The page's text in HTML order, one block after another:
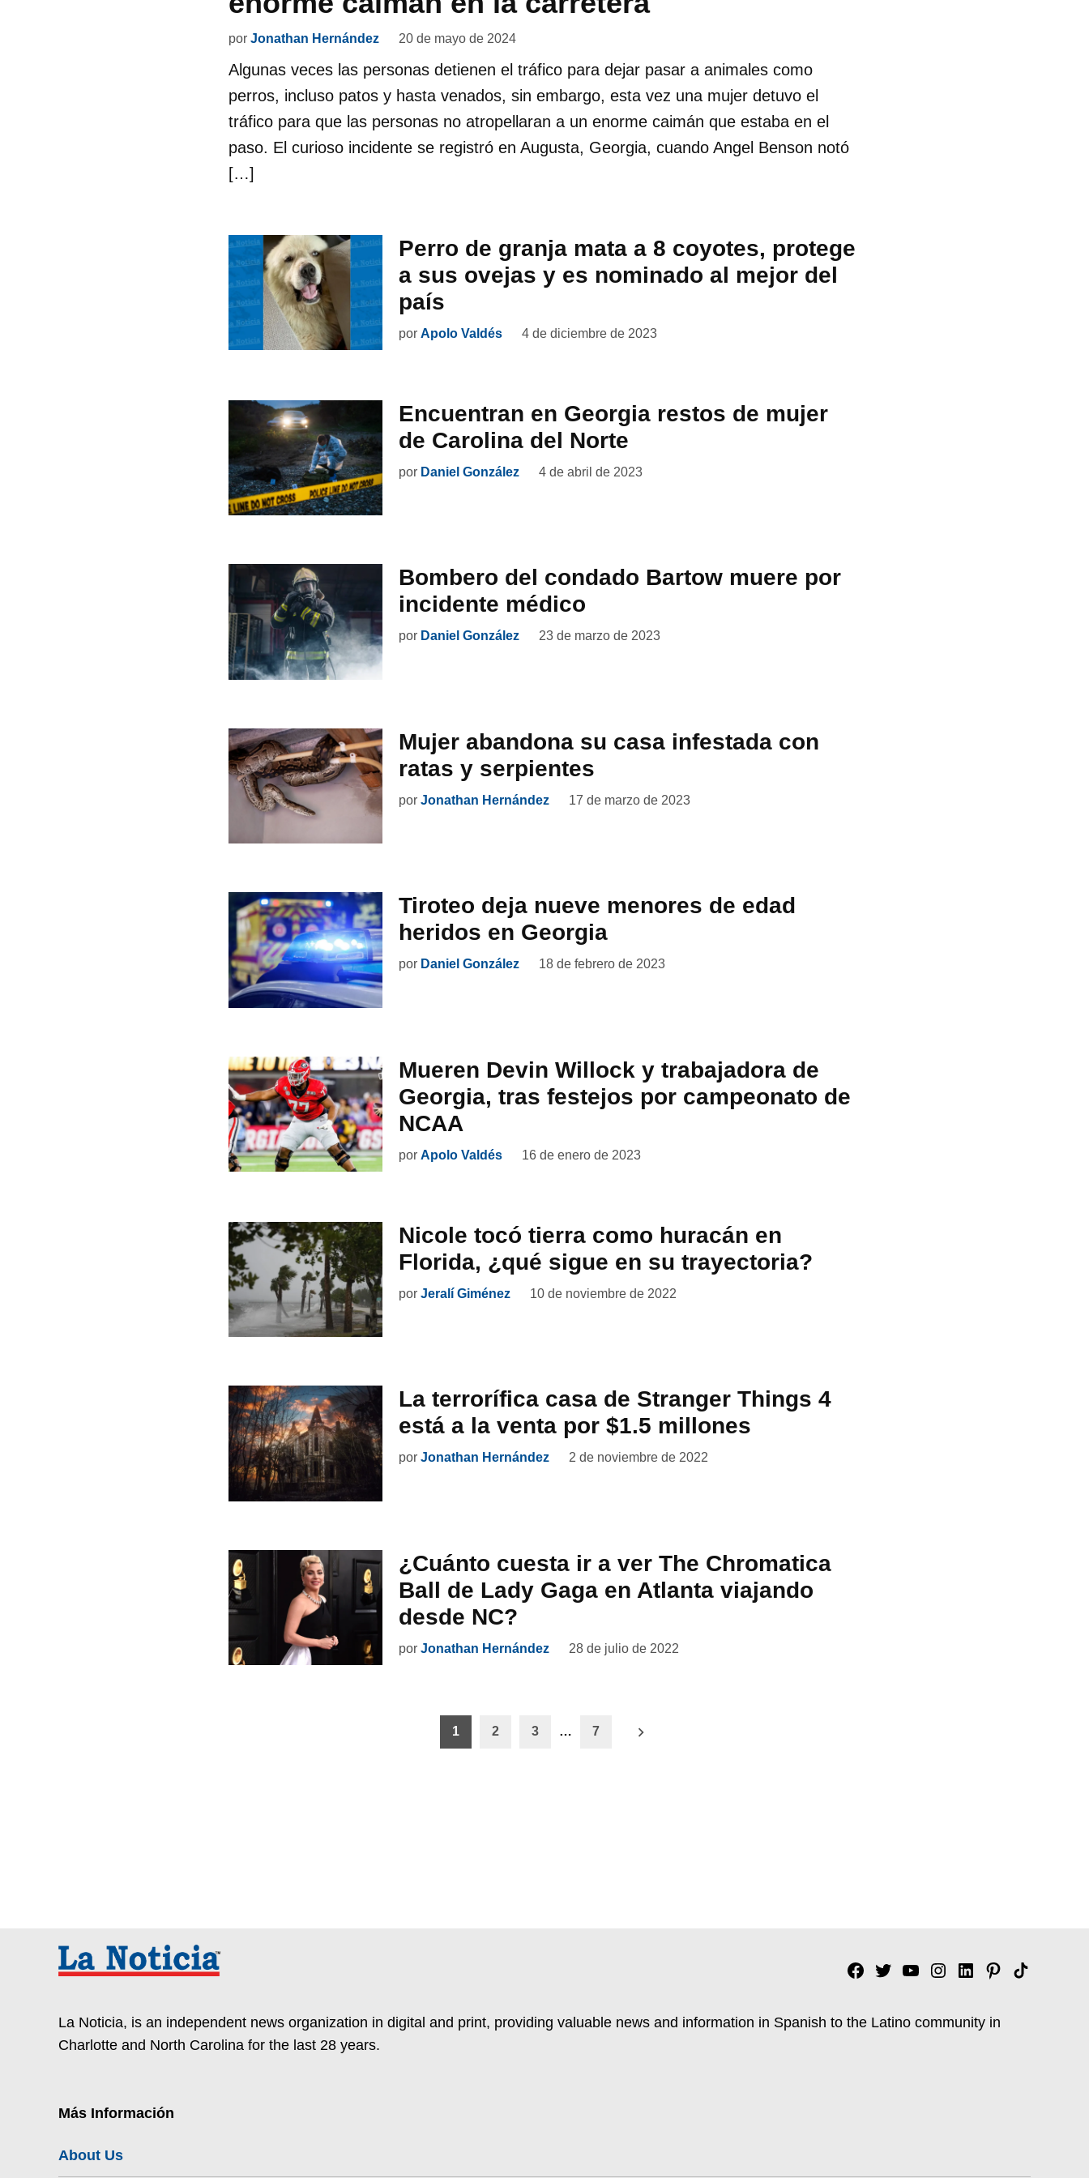
por Jonathan Hernández 20 de mayo de 2024
Algunas veces las personas detienen el tráfico para dejar pasar a animales como
perros, incluso patos y hasta venados, sin embargo, esta vez una mujer detuvo el
tráfico para que las personas no atropellaran a un enorme caimán que estaba en el
paso. El curioso incidente se registró en Augusta, Georgia, cuando Angel Benson notó
[…]
Perro de granja mata a 8 coyotes, protege
a sus ovejas y es nominado al mejor del
país
por Apolo Valdés 4 de diciembre de 2023
Encuentran en Georgia restos de mujer
de Carolina del Norte
por Daniel González 4 de abril de 2023
Bombero del condado Bartow muere por
incidente médico
por Daniel González 23 de marzo de 2023
Mujer abandona su casa infestada con
ratas y serpientes
por Jonathan Hernández 17 de marzo de 2023
Tiroteo deja nueve menores de edad
heridos en Georgia
por Daniel González 18 de febrero de 2023
Mueren Devin Willock y trabajadora de
Georgia, tras festejos por campeonato de
NCAA
por Apolo Valdés 16 de enero de 2023
Nicole tocó tierra como huracán en
Florida, ¿qué sigue en su trayectoria?
por Jeralí Giménez 10 de noviembre de 2022
La terrorífica casa de Stranger Things 4
está a la venta por $1.5 millones
por Jonathan Hernández 2 de noviembre de 2022
¿Cuánto cuesta ir a ver The Chromatica
Ball de Lady Gaga en Atlanta viajando
desde NC?
por Jonathan Hernández 28 de julio de 2022
1 2 3 … 7
Facebook
TwitterYouTubeInstagram
Linkedin
Pinterest
Tik
La Noticia, is an independent news organization in digital and print, providing valuable news and information in Spanish to the Latino community in
Charlotte and North Carolina for the last 28 years.
Más Información
About Us